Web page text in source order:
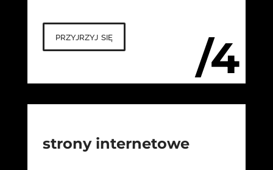
/4
przyjrzyj się
strony internetowe